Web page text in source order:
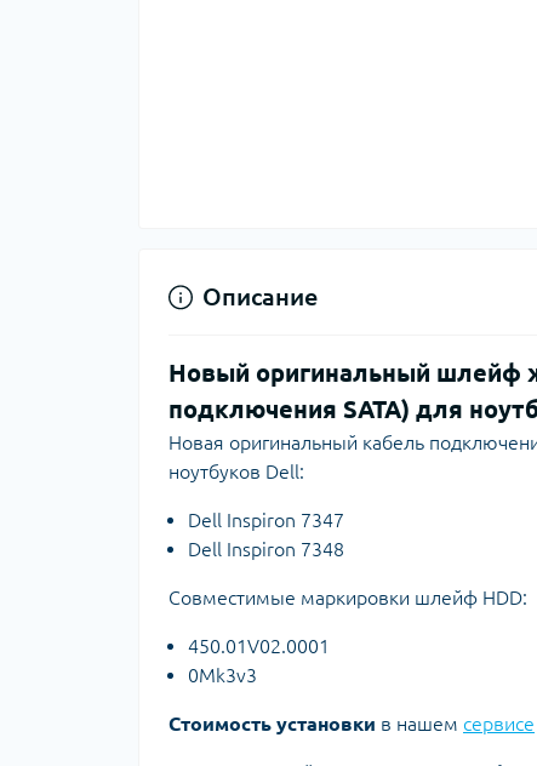
Описание
Новый оригинальный шлейф
подключения SATA) для
Новая оригинальный кабель
ноутбуков Dell:
Dell Inspiron 7347
Dell Inspiron 7348
Совместимые маркировки шлейф HDD:
450.01V02.0001
0Mk3v3
Стоимость установки в нашем сервисе